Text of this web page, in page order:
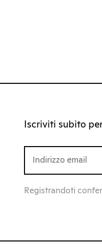
Iscriviti subito
Registrandoti